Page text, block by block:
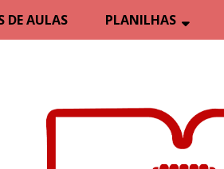
DE AULAS PLANILHAS